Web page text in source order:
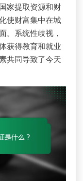
家提取资源和财
使财富集中在城
。系统性歧视，
获得教育和就业
共同导致了今天